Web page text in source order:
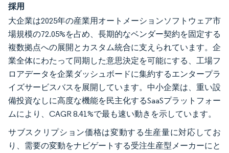
採用
大企業は2025年の産業用オートメーションソフトウェア市
場規模の72.05%を占め、長期的なベンダー契約を固定する
複数拠点への展開とカスタム統合に支えられています。企
業全体にわたって同期した意思決定を可能にする、工場フ
ロアデータを企業ダッシュボードに集約するエンタープラ
イズサービスバスを展開しています。中小企業は、重い設
備投資なしに高度な機能を民主化するSaaSプラットフォー
ムにより、CAGR 8.41%で最も速い動きを示しています。
サブスクリプション価格は変動する生産量に対応してお
り、需要の変動をナビゲートする受注生産型メーカーにと